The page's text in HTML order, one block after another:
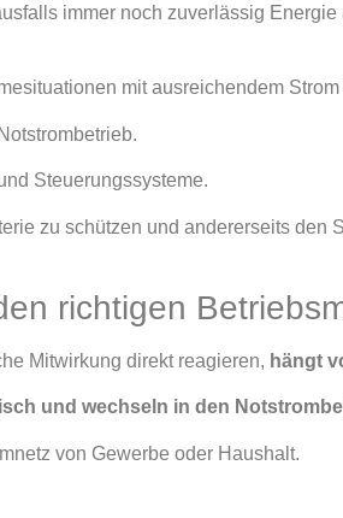
immer noch zuverlässig Energie
mit ausreichendem
Steuerungssysteme.
zu schützen und andererseits den
richtigen
Mitwirkung direkt reagieren, hängt
und wechseln in den
von Gewerbe oder Haushalt.